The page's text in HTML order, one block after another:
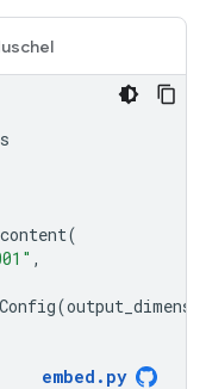
(
,
(
embed . py